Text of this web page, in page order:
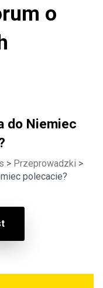
o
do Niemiec
> Przeprowadzki >
polecacie?